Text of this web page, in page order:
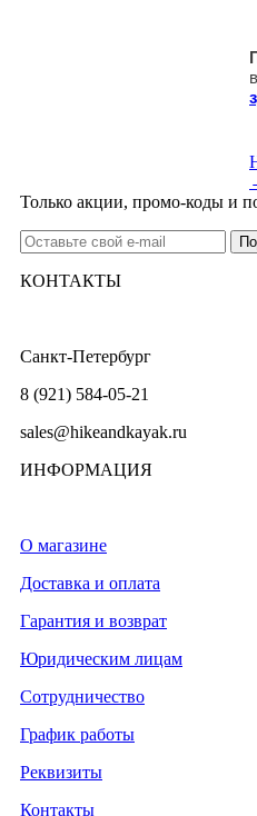
Только акции, промо-коды и
КОНТАКТЫ
Санкт-Петербург
8 (921) 584-05-21
sales@hikeandkayak.ru
ИНФОРМАЦИЯ
О магазине
Доставка и оплата
Гарантия и возврат
Юридическим лицам
Сотрудничество
График работы
Реквизиты
Контакты